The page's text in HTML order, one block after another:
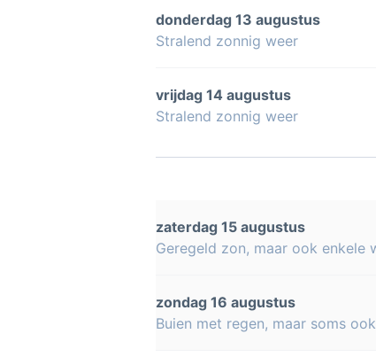
donderdag 13 augustus
Stralend zonnig weer
vrijdag 14 augustus
Stralend zonnig weer
zaterdag 15 augustus
Geregeld zon, maar ook enkele
zondag 16 augustus
Buien met regen, maar soms